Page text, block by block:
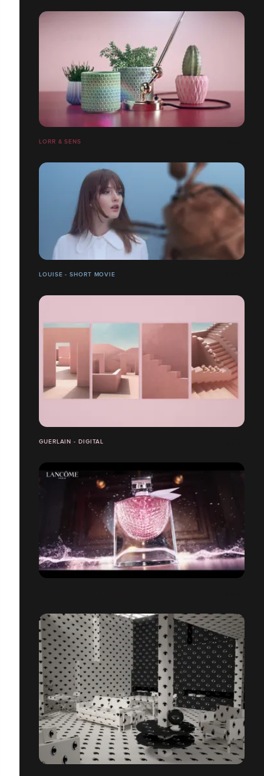
LORR & SENS
LOUISE - SHORT MOVIE
GUERLAIN - DIGITAL